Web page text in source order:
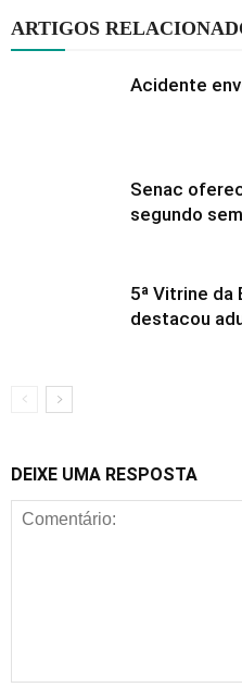
ARTIGOS
Acidente
Senac
segundo
5ª Vitrine da
destacou
DEIXE UMA RESPOSTA